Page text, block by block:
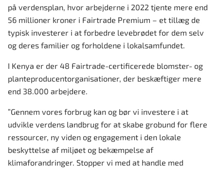
på verdensplan, hvor arbejderne i 2022 tjente mere end
56 millioner kroner i Fairtrade Premium – et tillæg de
typisk investerer i at forbedre levebrødet for dem selv
og deres familier og forholdene i lokalsamfundet.
I Kenya er der 48 Fairtrade-certificerede blomster- og
planteproducentorganisationer, der beskæftiger mere
end 38.000 arbejdere.
”Gennem vores forbrug kan og bør vi investere i at
udvikle verdens landbrug for at skabe grobund for flere
ressourcer, ny viden og engagement i den lokale
beskyttelse af miljøet og bekæmpelse af
klimaforandringer. Stopper vi med at handle med